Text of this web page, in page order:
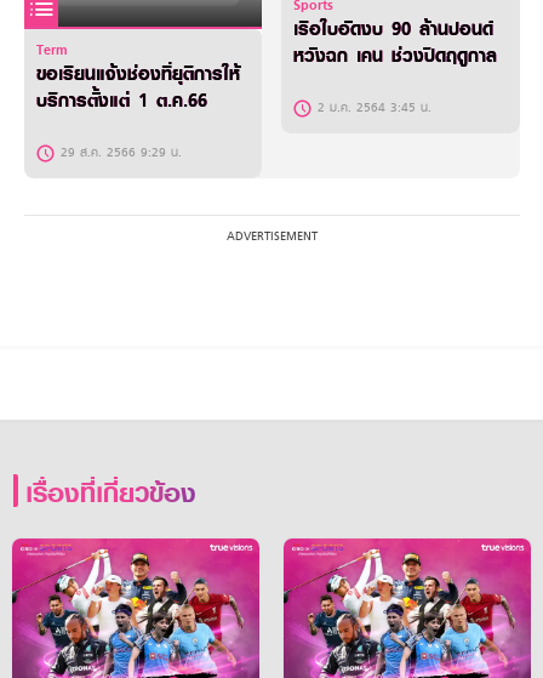
Term
ขอเรียนแจ้งช่องที่ยุติการให้
บริการตั้งแต่ 1 ต.ค.66
29 ส.ค. 2566 9:29 น.
Sports
เรือใบอัดงบ 90 ล้านปอนด์
หวังฉก เคน ช่วงปิดฤดูกาล
2 ม.ค. 2564 3:45 น.
เรื่องที่เกี่ยวข้อง